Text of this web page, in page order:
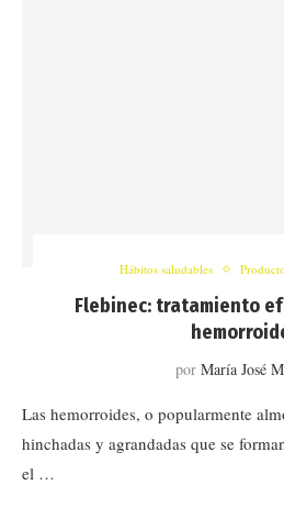
Hábitos saludables
Flebinec: tratamiento
por María José
Las hemorroides, o popularmente
hinchadas y agrandadas que se
el …